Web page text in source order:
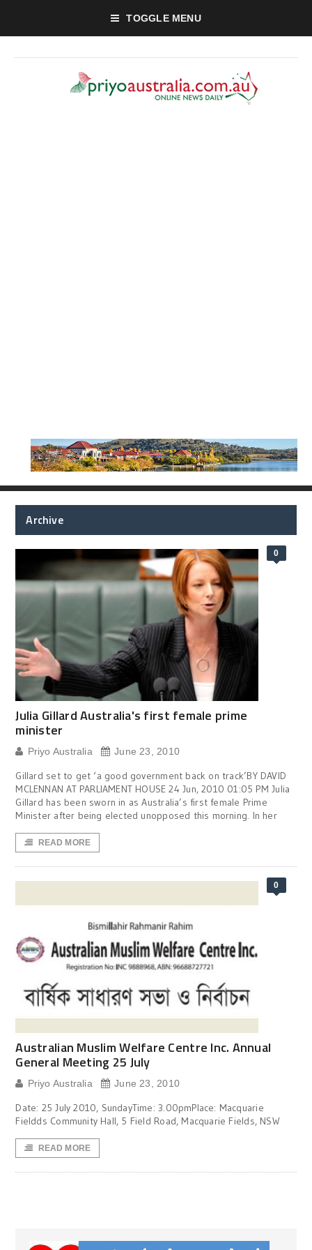
TOGGLE MENU
Archive
0
Julia Gillard Australia's first female prime
minister
Priyo Australia June 23, 2010
Gillard set to get ‘a good government back on track’BY DAVID
MCLENNAN AT PARLIAMENT HOUSE 24 Jun, 2010 01:05 PM Julia
Gillard has been sworn in as Australia’s first female Prime
Minister after being elected unopposed this morning. In her
READ MORE
0
Australian Muslim Welfare Centre Inc. Annual
General Meeting 25 July
Priyo Australia June 23, 2010
Date: 25 July 2010, SundayTime: 3.00pmPlace: Macquarie
Fieldds Community Hall, 5 Field Road, Macquarie Fields, NSW
READ MORE